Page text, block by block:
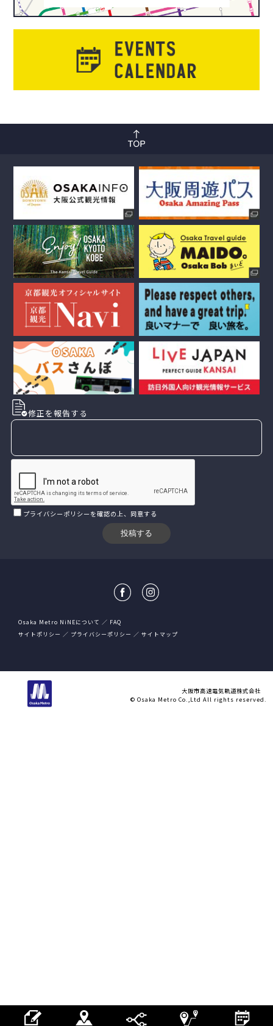
修正を報告する
プライバシーポリシーを確認の上、同意する
Osaka Metro NiNEについて
FAQ
サイトポリシー
プライバシーポリシー サイトマップ
大阪市高速電気軌道株式会社
© Osaka Metro Co.,Ltd All rights reserved.